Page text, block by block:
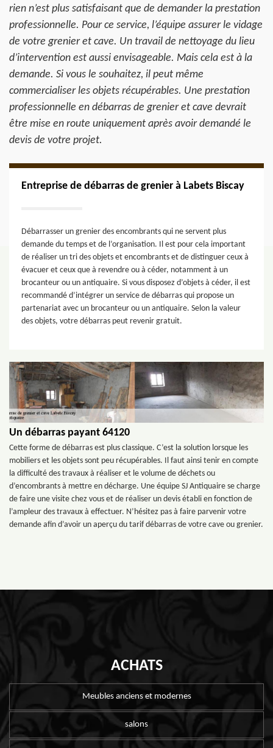
rien n’est plus satisfaisant que de demander la prestation
professionnelle. Pour ce service, l’équipe assurer le vidage
de votre grenier et cave. Un travail de nettoyage du lieu
d’intervention est aussi envisageable. Mais cela est à la
demande. Si vous le souhaitez, il peut même
commercialiser les objets récupérables. Une prestation
professionnelle en débarras de grenier et cave devrait
être mise en route uniquement après avoir demandé le
devis de votre projet.
Entreprise de débarras de grenier à Labets Biscay
Débarrasser un grenier des encombrants qui ne servent plus
demande du temps et de l’organisation. Il est pour cela important
de réaliser un tri des objets et encombrants et de distinguer ceux à
évacuer et ceux que à revendre ou à céder, notamment à un
brocanteur ou un antiquaire. Si vous disposez d’objets à céder, il est
recommandé d’intégrer un service de débarras qui propose un
partenariat avec un brocanteur ou un antiquaire. Selon la valeur
des objets, votre débarras peut revenir gratuit.
Un débarras payant 64120
Cette forme de débarras est plus classique. C’est la solution lorsque les
mobiliers et les objets sont peu récupérables. Il faut ainsi tenir en compte
la difficulté des travaux à réaliser et le volume de déchets ou
d’encombrants à mettre en décharge. Une équipe SJ Antiquaire se charge
de faire une visite chez vous et de réaliser un devis établi en fonction de
l’ampleur des travaux à effectuer. N’hésitez pas à faire parvenir votre
demande afin d’avoir un aperçu du tarif débarras de votre cave ou grenier.
ACHATS
Meubles anciens et modernes
salons